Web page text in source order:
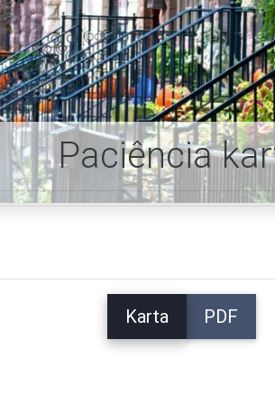
Paciência
Karta PDF